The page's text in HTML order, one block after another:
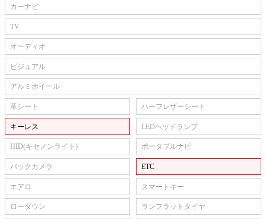
カーナビ
TV
オーディオ
ビジュアル
アルミホイール
革シート ハーフレザーシート
キーレス LEDヘッドランプ
HID(キセノンライト) ポータブルナビ
バックカメラ ETC
エアロ スマートキー
ローダウン ランフラットタイヤ